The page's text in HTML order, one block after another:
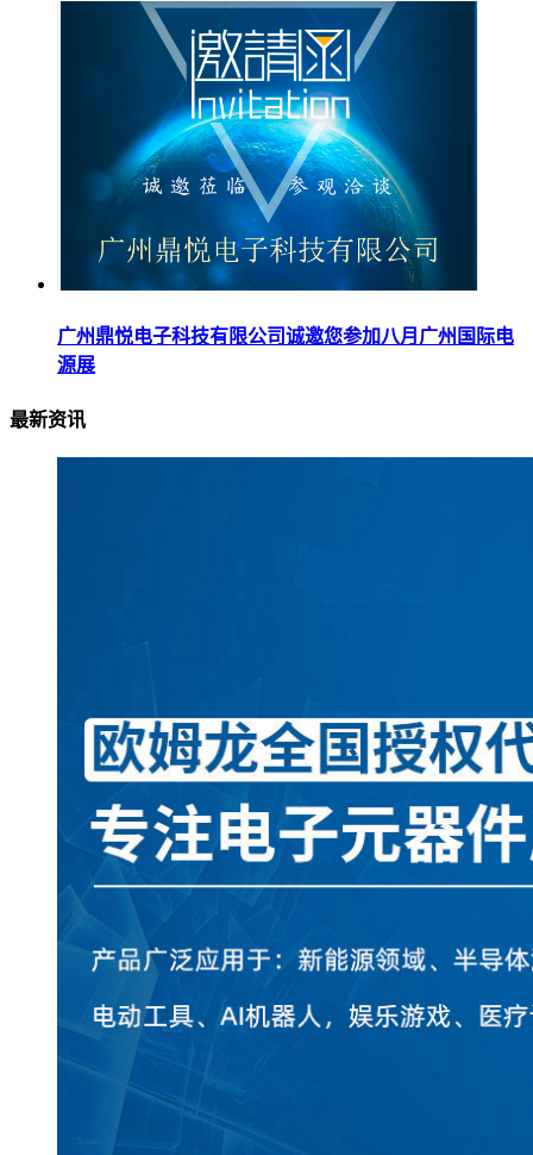
广州鼎悦电子科技有限公司诚邀您参加八月广州国际电
源展
最新资讯